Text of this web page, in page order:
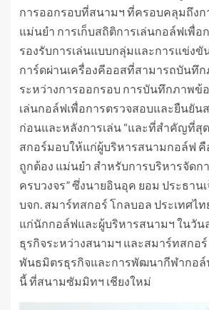
การออกรอบที่สนามฯ ที่ครอบคลุมถึงก
แม่นยำ การเก็บสถิติการเล่นกอล์ฟเพื่
รองรับการเล่นแบบกลุ่มและการแข่ง
การ์ดผ่านเครื่องคีออสที่สามารถบันทึ
ระหว่างการออกรอบ การบันทึกภาพ
เล่นกอล์ฟเพื่อการตรวจสอบและยืนยั
ก่อนและหลังการเล่น “และที่สำคัญที่สุ
สกอร์มอบให้แก่ผู้บริหารสนามกอล์ฟ
ถูกต้อง แม่นยำ สำหรับการบริหารจัดก
ครบวงจร” ซึ่งนายอินอุค ยอม ประธาน
บจก. สมาร์ทสกอร์ โกลบอล ประเทศไ
แก่นักกอล์ฟและผู้บริหารสนามฯ ในวั
ธุรกิจระหว่างสนามฯ และสมาร์ทสกอร์
พันธมิตรธุรกิจและการพัฒนากีฬากอล์
นี้ ที่สนามซัมมิทฯ เชียงใหม่